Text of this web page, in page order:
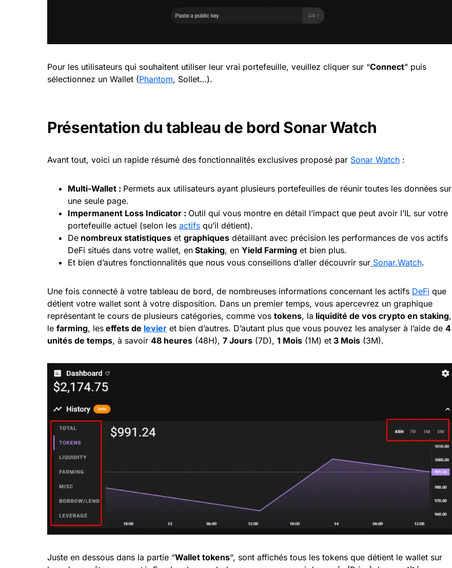
Pour les utilisateurs qui souhaitent utiliser leur vrai portefeuille, veuillez cliquer sur “Connect” puis
sélectionnez un Wallet (Phantom, Sollet…).
Présentation du tableau de bord Sonar Watch
Avant tout, voici un rapide résumé des fonctionnalités exclusives proposé par Sonar Watch :
Multi-Wallet : Permets aux utilisateurs ayant plusieurs portefeuilles de réunir toutes les données sur
une seule page.
Impermanent Loss Indicator : Outil qui vous montre en détail l’impact que peut avoir l’IL sur votre
portefeuille actuel (selon les actifs qu’il détient).
De nombreux statistiques et graphiques détaillant avec précision les performances de vos actifs
DeFi situés dans votre wallet, en Staking, en Yield Farming et bien plus.
Et bien d’autres fonctionnalités que nous vous conseillons d’aller découvrir sur Sonar.Watch.
Une fois connecté à votre tableau de bord, de nombreuses informations concernant les actifs DeFi que
détient votre wallet sont à votre disposition. Dans un premier temps, vous apercevrez un graphique
représentant le cours de plusieurs catégories, comme vos tokens, la liquidité de vos crypto en staking,
le farming, les effets de levier et bien d’autres. D’autant plus que vous pouvez les analyser à l’aide de 4
unités de temps, à savoir 48 heures (48H), 7 Jours (7D), 1 Mois (1M) et 3 Mois (3M).
Juste en dessous dans la partie “Wallet tokens“, sont affichés tous les tokens que détient le wallet sur